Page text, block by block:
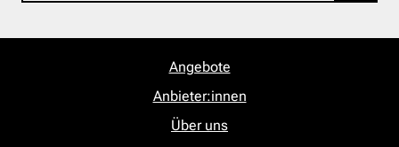
Angebote
Anbieter:innen
Über uns